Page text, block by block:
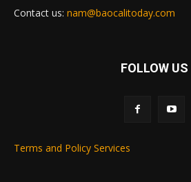
Contact us: nam@baocalitoday.com
FOLLOW US
Terms and Policy Services